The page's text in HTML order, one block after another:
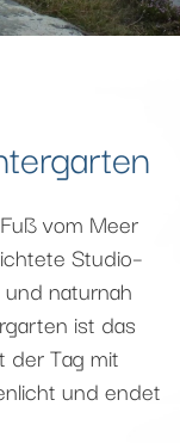
vom Meer
Studio–
naturnah
ist das
der Tag mit
und endet